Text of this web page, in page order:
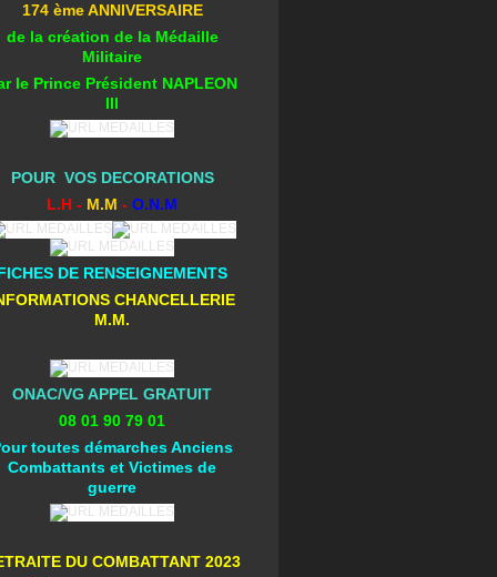
174 ème ANNIVERSAIRE
de la création de la Médaille
Militaire
le Prince Président NAPLEON
III
POUR VOS DECORATIONS
L.H - M.M - O.N.M
DE RENSEIGNEMENTS
CHANCELLERIE
M.M.
ONAC/VG APPEL GRATUIT
08 01 90 79 01
toutes démarches Anciens
Combattants et Victimes de
guerre
DU COMBATTANT 2023